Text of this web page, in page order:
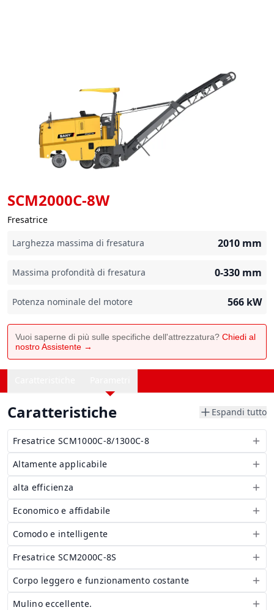
SCM2000C-8W
Fresatrice
Larghezza massima di fresatura
2010 mm
Massima profondità di fresatura 0-330 mm
Potenza nominale del motore 566 kW
Vuoi saperne di più sulle specifiche dell'attrezzatura? Chiedi al
nostro Assistente →
Caratteristiche Espandi tutto
Fresatrice SCM1000C-8/1300C-8
Altamente applicabile
alta efficienza
Economico e affidabile
Comodo e intelligente
Fresatrice SCM2000C-8S
Corpo leggero e funzionamento costante
Mulino eccellente.